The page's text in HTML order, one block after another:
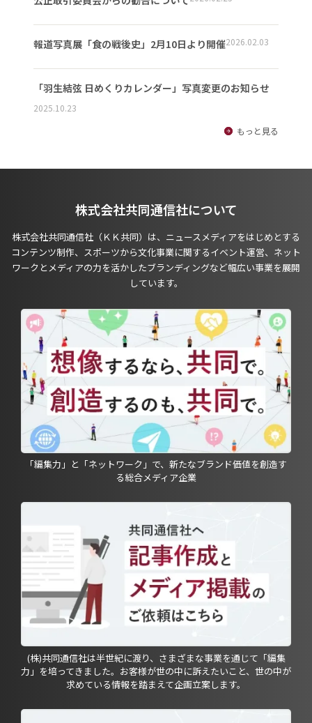
報道写真展「食の戦後史」2月10日より開催2026.02.03
「羽生結弦 日めくりカレンダー」写真変更のお知らせ
2025.10.23
もっと見る
株式会社共同通信社について
株式会社共同通信社（ＫＫ共同）は、ニュースメディアをはじめとする
コンテンツ制作、スポーツから文化事業に関するイベント運営、ネット
ワークとメディアの力を活かしたブランディングなど幅広い事業を展開
しています。
「編集力」と「ネットワーク」で、新たなブランド価値を創造す
る総合メディア企業
(株)共同通信社は半世紀に渡り、さまざまな事業を通じて「編集
力」を培ってきました。お客様が世の中に訴えたいこと、世の中が
求めている情報を踏まえて企画立案します。